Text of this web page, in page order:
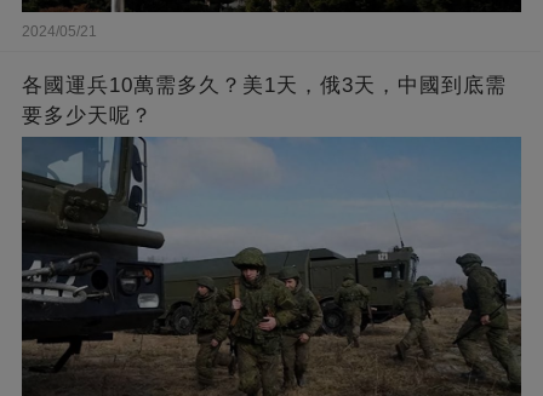
2024/05/21
各國運兵10萬需多久？美1天，俄3天，中國到底需
要多少天呢？